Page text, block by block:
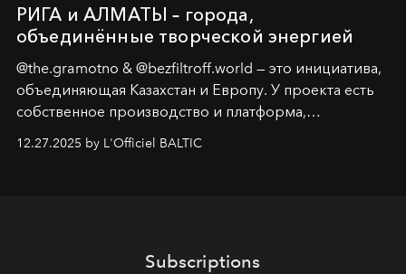
РИГА и АЛМАТЫ – города,
объединённые творческой энергией
@the.gramotno & @bezfiltroff.world — это инициатива,
объединяющая Казахстан и Европу. У проекта есть
собственное производство и платформа,
предоставляющая возможности, поддержку и
решения для дизайнеров и молодых брендов.
12.27.2025 by L'Officiel BALTIC
Subscriptions